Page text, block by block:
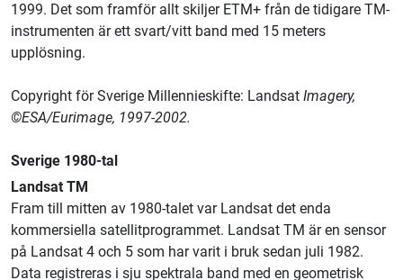
1999. Det som framför allt skiljer ETM+ från de tidigare TM-
instrumenten är ett svart/vitt band med 15 meters
upplösning.
Copyright för Sverige Millennieskifte: Landsat Imagery,
©ESA/Eurimage, 1997-2002.
Sverige 1980-tal
Landsat TM
Fram till mitten av 1980-talet var Landsat det enda
kommersiella satellitprogrammet. Landsat TM är en sensor
på Landsat 4 och 5 som har varit i bruk sedan juli 1982.
Data registreras i sju spektrala band med en geometrisk